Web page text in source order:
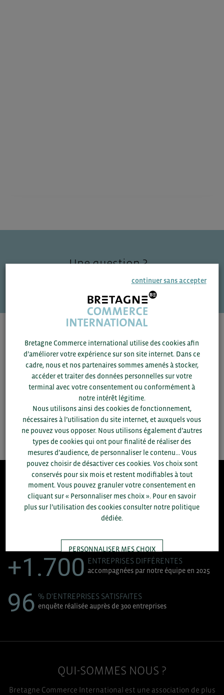
Une question ?
VOS CONTACTS
département et votre secteurou connectez-vous.
SAUVEGARDER
8.300
ACCOMPAGNEMENTS RÉALISÉS EN 2025
+1.700 ENTREPRISES DIFFÉRENTES
accompagnées par notre équipe en 2025
96 % D'ENTREPRISES SATISFAITES
enquête réalisée auprès de 300 entreprises
QUI-SOMMES NOUS ?
Bretagne Commerce International est une association de plus
continuer sans accepter
Bretagne Commerce international utilise des cookies afin
d’améliorer votre expérience sur son site internet. Dans ce
cadre, nous et nos partenaires sommes amenés à stocker,
accéder et traiter des données personnelles sur votre
terminal avec votre consentement ou conformément à
notre intérêt légitime.
Nous utilisons ainsi des cookies de fonctionnement,
nécessaires à l’utilisation du site internet, et auxquels vous
ne pouvez vous opposer. Nous utilisons également d’autres
types de cookies qui ont pour finalité de réaliser des
mesures d’audience, de personnaliser le contenu... Vous
pouvez choisir de désactiver ces cookies. Vos choix sont
conservés pour six mois et restent modifiables à tout
moment. Vous pouvez granuler votre consentement en
cliquant sur « Personnaliser mes choix ». Pour en savoir
plus sur l’utilisation des cookies consulter notre politique
dédiée.
PERSONNALISER MES CHOIX